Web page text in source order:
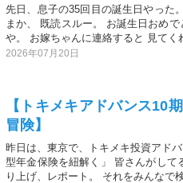
先日、息子の35回目の誕生日やった
まか、 既読スルー。 お誕生日おめ
や。 お嫁ちゃんに連絡すると 見てく
2026年07月20日
【トキメキアドバンス10
冒険】
昨日は、東京で、トキメキ投資アド
型年金保険を紐解く」 皆さんがして
り上げ、レポート。 それをみんなで